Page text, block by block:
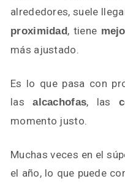
alrededores, suele
proximidad, tiene
más ajustado.
Es lo que pasa con
lasalcachofas, las
momento justo.
Muchas veces en el
el año, lo que puede